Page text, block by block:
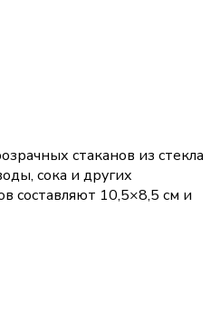
стаканов из стекла
сока и других
составляют 10,5×8,5 см и